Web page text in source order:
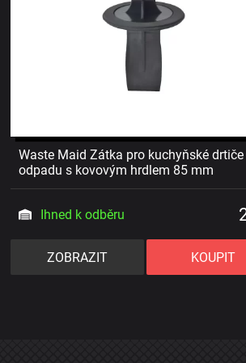
Waste Maid Zátka pro kuchyňské drtiče
odpadu s kovovým hrdlem 85 mm
Ihned k odběru
ZOBRAZIT KOUPIT